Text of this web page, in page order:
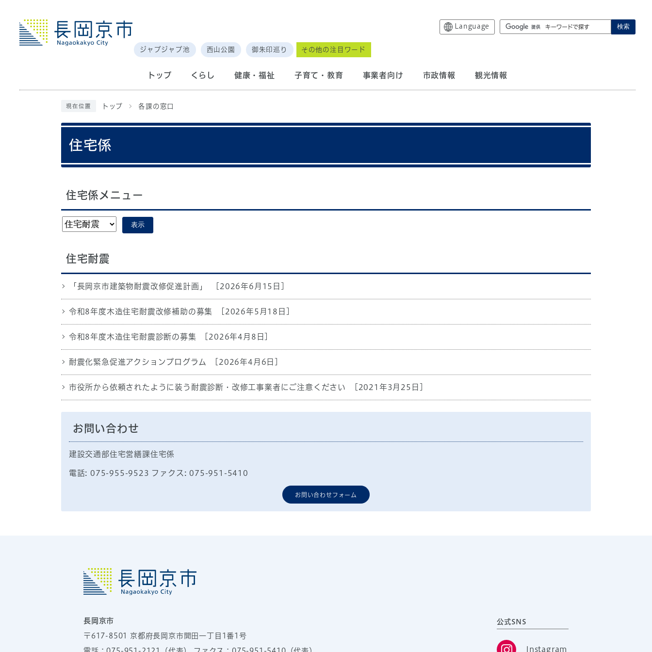
Language 検索
ジャブジャブ池 西山公園 御朱印巡り その他の注目ワード
トップ くらし 健康・福祉 子育て・教育 事業者向け 市政情報 観光情報
現在位置 トップ 各課の窓口
住宅係
住宅係メニュー
表示
住宅耐震
「長岡京市建築物耐震改修促進計画」 [2026年6月15日]
令和8年度木造住宅耐震改修補助の募集 [2026年5月18日]
令和8年度木造住宅耐震診断の募集 [2026年4月8日]
耐震化緊急促進アクションプログラム [2026年4月6日]
市役所から依頼されたように装う耐震診断・改修工事業者にご注意ください [2021年3月25日]
お問い合わせ
建設交通部住宅営繕課住宅係
電話: 075-955-9523 ファクス: 075-951-5410
お問い合わせフォーム
長岡京市
〒617-8501 京都府長岡京市開田一丁目1番1号
公式SNS
Instagram